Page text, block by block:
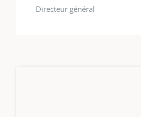
Directeur général